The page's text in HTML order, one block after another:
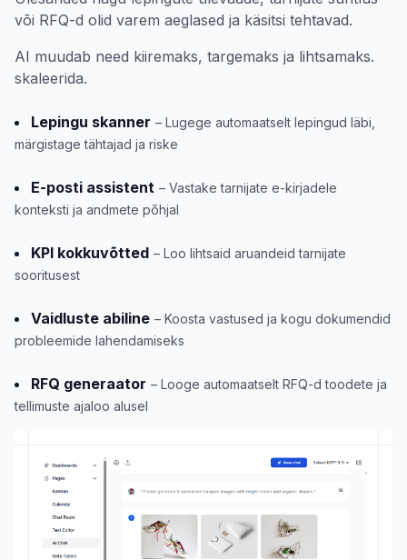
või RFQ-d olid varem aeglased ja käsitsi tehtavad.
AI muudab need kiiremaks, targemaks ja lihtsamaks.
skaleerida.
Lepingu skanner – Lugege automaatselt lepingud läbi,
märgistage tähtajad ja riske
E-posti assistent – Vastake tarnijate e-kirjadele
konteksti ja andmete põhjal
KPI kokkuvõtted – Loo lihtsaid aruandeid tarnijate
sooritusest
Vaidluste abiline – Koosta vastused ja kogu dokumendid
probleemide lahendamiseks
RFQ generaator – Looge automaatselt RFQ-d toodete ja
tellimuste ajaloo alusel